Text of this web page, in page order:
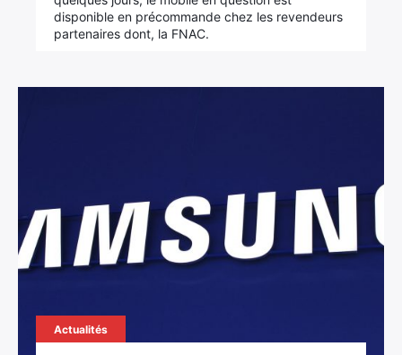
disponible en précommande chez les revendeurs
partenaires dont, la FNAC.
Actualités